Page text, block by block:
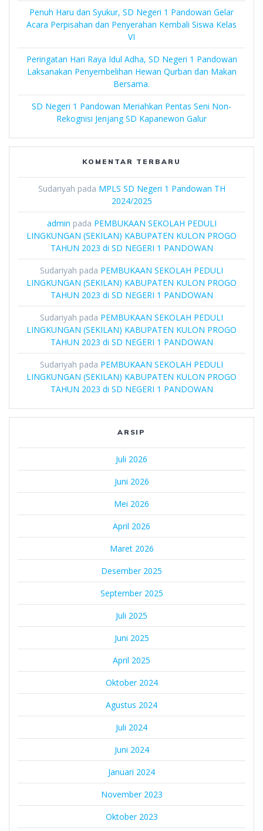
Penuh Haru dan Syukur, SD Negeri 1 Pandowan Gelar
Acara Perpisahan dan Penyerahan Kembali Siswa Kelas
VI
Peringatan Hari Raya Idul Adha, SD Negeri 1 Pandowan
Laksanakan Penyembelihan Hewan Qurban dan Makan
Bersama.
SD Negeri 1 Pandowan Meriahkan Pentas Seni Non-
Rekognisi Jenjang SD Kapanewon Galur
KOMENTAR TERBARU
Sudariyah pada MPLS SD Negeri 1 Pandowan TH
2024/2025
admin pada PEMBUKAAN SEKOLAH PEDULI
LINGKUNGAN (SEKILAN) KABUPATEN KULON PROGO
TAHUN 2023 di SD NEGERI 1 PANDOWAN
Sudariyah pada PEMBUKAAN SEKOLAH PEDULI
LINGKUNGAN (SEKILAN) KABUPATEN KULON PROGO
TAHUN 2023 di SD NEGERI 1 PANDOWAN
Sudariyah pada PEMBUKAAN SEKOLAH PEDULI
LINGKUNGAN (SEKILAN) KABUPATEN KULON PROGO
TAHUN 2023 di SD NEGERI 1 PANDOWAN
Sudariyah pada PEMBUKAAN SEKOLAH PEDULI
LINGKUNGAN (SEKILAN) KABUPATEN KULON PROGO
TAHUN 2023 di SD NEGERI 1 PANDOWAN
ARSIP
Juli 2026
Juni 2026
Mei 2026
April 2026
Maret 2026
Desember 2025
September 2025
Juli 2025
Juni 2025
April 2025
Oktober 2024
Agustus 2024
Juli 2024
Juni 2024
Januari 2024
November 2023
Oktober 2023